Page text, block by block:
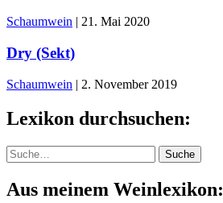
Schaumwein | 21. Mai 2020
Dry (Sekt)
Schaumwein | 2. November 2019
Lexikon durchsuchen:
Suche Suche
Aus meinem Weinlexikon: